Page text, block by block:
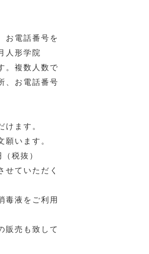
お電話番号を
人形学院
。複数人数で
、お電話番号
ます。
います。
税抜）
ていただく
毒液をご利用
販売も致して